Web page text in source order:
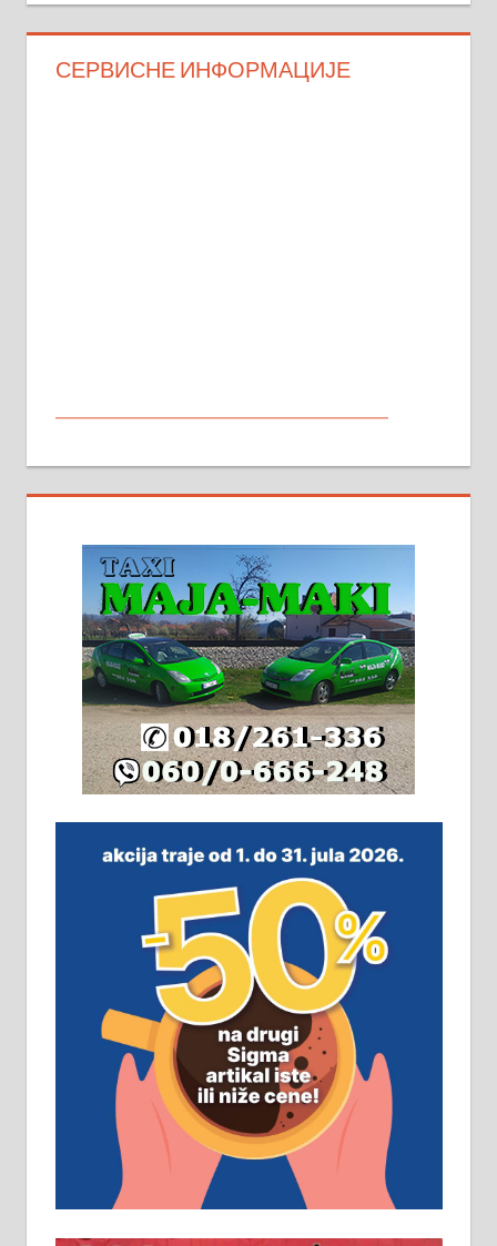
СЕРВИСНЕ ИНФОРМАЦИЈЕ
МАЛИ ОГЛАСИ
На продају кућа у Алексинцу,
стамбене целине једна уз другу.
2х150м2, две гараже, централно
грејање на гас и дрва. Две
адресе. 063/71-74-023
Издајем комплетно опремљену
халу на Житковачком путу, на
плацу површине око 7 ари.
064/321-80-51; 063/102-35-25
незавршена кућа површине 160
м2 са плацем од 8 ари у Зеленом
виру у Алексинцу. Могућа
замена. 064/21-63-584
ПОСЛОВНИ ОГЛАСИ
Рудник и флотација Рудник
д.о.о. Рудник запошљава 20
помоћника рудара. Услови:
Основна школа, пожељно радно
искуство на истим и сличним
пословима, али не и неопходан
услов. Обезбеђен смештај,
превоз, исхрана. 032/57-41-122 –
локал 22